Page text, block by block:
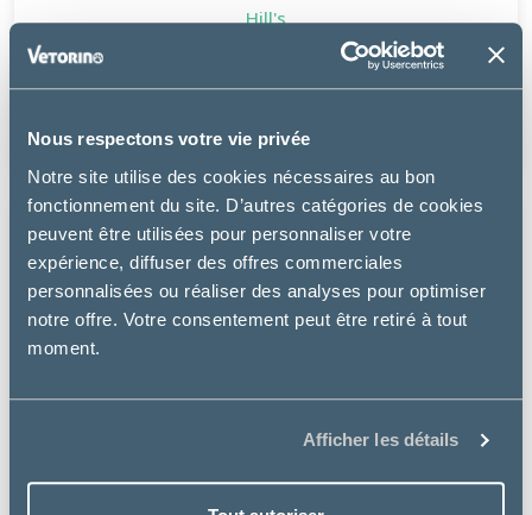
Nous respectons votre vie privée
Notre site utilise des cookies nécessaires au bon
fonctionnement du site. D’autres catégories de cookies
peuvent être utilisées pour personnaliser votre
expérience, diffuser des offres commerciales
personnalisées ou réaliser des analyses pour optimiser
notre offre. Votre consentement peut être retiré à tout
moment.
Afficher les détails
Hill's
CHAT MULTI-BENEFIT + DENTAL ADULT POULET
26.99€